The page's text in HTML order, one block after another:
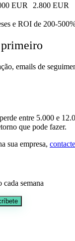
EUR 2.800 EUR
e ROI de 200-
primeiro
emails de
entre 5.000 e
que pode fazer.
sua empresa,
semana